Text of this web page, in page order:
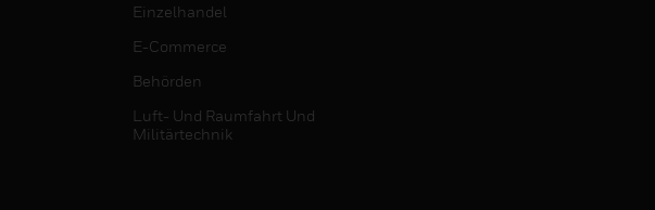
Einzelhandel
E-Commerce
Behörden
Luft- Und Raumfahrt Und
Militärtechnik